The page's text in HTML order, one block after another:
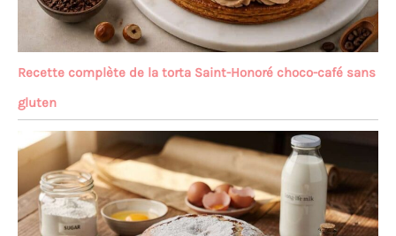
Recette complète de la torta Saint-Honoré choco-café sans
gluten